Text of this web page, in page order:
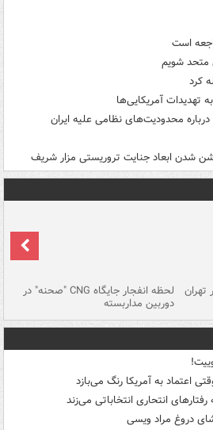
است
متحد شویم
کرد
تهدیدات آمریکایی‌ها
درباره محدودیت‌های نظامی علیه ایران
شدن ابعاد جنایت تروریستی مزار شریف
تهران لحظه انفجار جایگاه CNG "صحنه" در
دوربین مداربسته
اعتماد به آمریکا رنگ می‌بازد
انتحاری انتخاباتی می‌زند
دروغ مراد ویسی